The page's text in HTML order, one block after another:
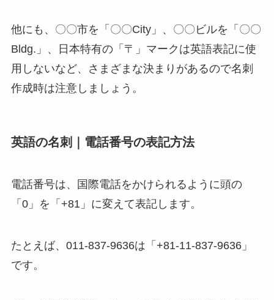
他にも、〇〇市を「〇〇City」、〇〇ビルを「〇〇
Bldg.」、日本特有の「〒」マークは英語表記に使
用しないなど、さまざまな決まりがあるので名刺
作成時は注意しましょう。
英語の名刺｜電話番号の表記方法
電話番号は、国際電話をかけられるように頭の
「0」を「+81」に変えて表記します。
たとえば、011-837-9636は「+81-11-837-9636」
です。